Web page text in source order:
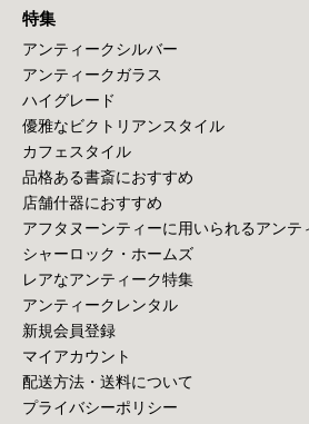
特集
アンティークシルバー
アンティークガラス
ハイグレード
優雅なビクトリアンスタイル
カフェスタイル
品格ある書斎におすすめ
店舗什器におすすめ
アフタヌーンティーに用いられるアンテ
シャーロック・ホームズ
レアなアンティーク特集
アンティークレンタル
新規会員登録
マイアカウント
配送方法・送料について
プライバシーポリシー